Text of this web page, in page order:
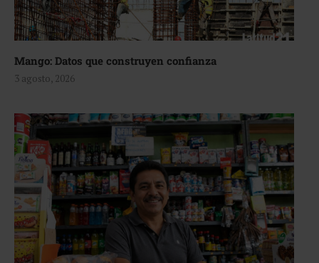
Mango: Datos que construyen confianza
3 agosto, 2026